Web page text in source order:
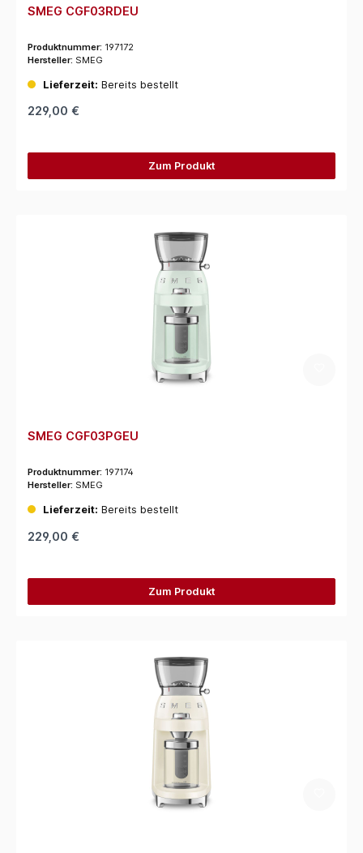
SMEG CGF03RDEU
Produktnummer: 197172
Hersteller: SMEG
Lieferzeit: Bereits bestellt
229,00 €
Zum Produkt
SMEG CGF03PGEU
Produktnummer: 197174
Hersteller: SMEG
Lieferzeit: Bereits bestellt
229,00 €
Zum Produkt